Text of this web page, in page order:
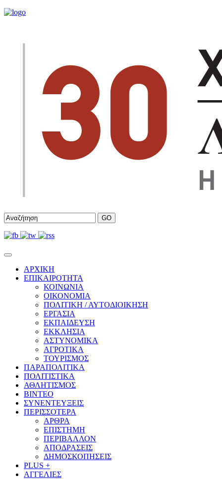
ΑΡΧΙΚΗ
ΕΠΙΚΑΙΡΟΤΗΤΑ
ΚΟΙΝΩΝΙΑ
ΟΙΚΟΝΟΜΙΑ
ΠΟΛΙΤΙΚΗ / ΑΥΤΟΔΙΟΙΚΗΣΗ
ΕΡΓΑΣΙΑ
ΕΚΠΑΙΔΕΥΣΗ
ΕΚΚΛΗΣΙΑ
ΑΣΤΥΝΟΜΙΚΑ
ΑΓΡΟΤΙΚΑ
ΤΟΥΡΙΣΜΟΣ
ΠΑΡΑΠΟΛΙΤΙΚΑ
ΠΟΛΙΤΙΣΤΙΚΑ
ΑΘΛΗΤΙΣΜΟΣ
ΒΙΝΤΕΟ
ΣΥΝΕΝΤΕΥΞΕΙΣ
ΠΕΡΙΣΣΟΤΕΡΑ
ΑΡΘΡΑ
ΕΠΙΣΤΗΜΗ
ΠΕΡΙΒΑΛΛΟΝ
ΑΠΟΔΡΑΣΕΙΣ
ΔΗΜΟΣΚΟΠΗΣΕΙΣ
PLUS +
ΑΓΓΕΛΙΕΣ